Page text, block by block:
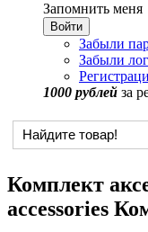
Запомнить меня
Войти
Забыли
Забыли
1000 рублей за
Комплект
accessories